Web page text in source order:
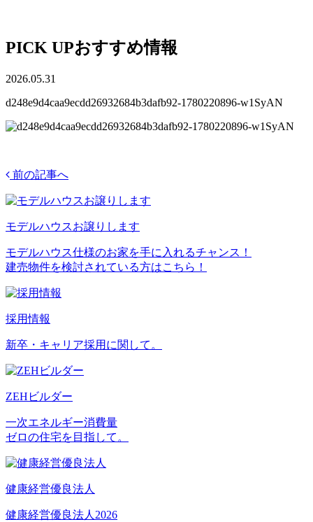
PICK UPおすすめ情報
2026.05.31
d248e9d4caa9ecdd26932684b3dafb92-1780220896-w1SyAN
前の記事へ
モデルハウスお譲りします
モデルハウス仕様のお家を手に入れるチャンス！
建売物件を検討されている方はこちら！
採用情報
新卒・キャリア採用に関して。
ZEHビルダー
一次エネルギー消費量
ゼロの住宅を目指して。
健康経営優良法人
健康経営優良法人2026